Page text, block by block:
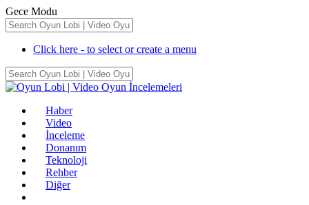
Gece Modu
Click here - to select or create a menu
Haber
Video
İnceleme
Donanım
Teknoloji
Rehber
Diğer